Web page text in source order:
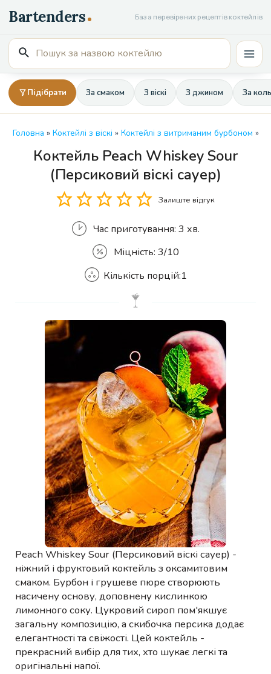
до
вмісту
База перевірених рецептів коктейлів
Пошук
для:
Підібрати За смаком З віскі З джином За
Головна » Коктейлі з віскі » Коктейлі з витриманим бурбоном »
Коктейль Peach Whiskey Sour
(Персиковий віскі сауер)
Залиште відгук
Час приготування: 3 хв.
Міцність: 3/10
Кількість
Кількість порцій:1
Peach Whiskey Sour (Персиковий віскі сауер) -
ніжний і фруктовий коктейль з оксамитовим
смаком. Бурбон і грушеве пюре створюють
насичену основу, доповнену кислинкою
лимонного соку. Цукровий сироп пом'якшує
загальну композицію, а скибочка персика додає
елегантності та свіжості. Цей коктейль -
прекрасний вибір для тих, хто шукає легкі та
оригінальні напої.